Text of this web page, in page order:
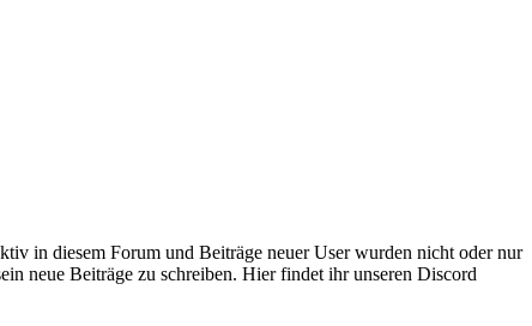
in diesem Forum und Beiträge neuer User wurden nicht oder nur
neue Beiträge zu schreiben. Hier findet ihr unseren Discord